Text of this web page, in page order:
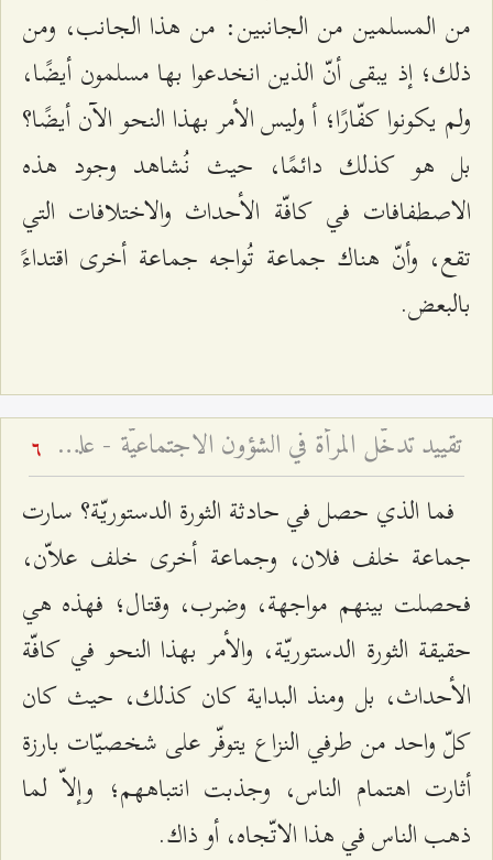
من المسلمين من الجانبين: من هذا الجانب، ومن
ذلك؛ إذ يبقى أنّ الذين انخدعوا بها مسلمون أيضًا،
ولم يكونوا كفّارًا؛ أ وليس الأمر بهذا النحو الآن أيضًا؟
بل هو كذلك دائمًا، حيث نُشاهد وجود هذه
الاصطفافات في كافّة الأحداث والاختلافات التي
تقع، وأنّ هناك جماعة تُواجه جماعة أخرى اقتداءً
بالبعض.
تقييد تدخّل المرأة في الشؤون الاجتماعيّة - علل وأسباب 6
فما الذي حصل في حادثة الثورة الدستوريّة؟ سارت
جماعة خلف فلان، وجماعة أخرى خلف علاّن،
فحصلت بينهم مواجهة، وضرب، وقتال؛ فهذه هي
حقيقة الثورة الدستوريّة، والأمر بهذا النحو في كافّة
الأحداث، بل ومنذ البداية كان كذلك، حيث كان
كلّ واحد من طرفي النزاع يتوفّر على شخصيّات بارزة
أثارت اهتمام الناس، وجذبت انتباههم؛ وإلاّ لما
ذهب الناس في هذا الاتّجاه، أو ذاك.